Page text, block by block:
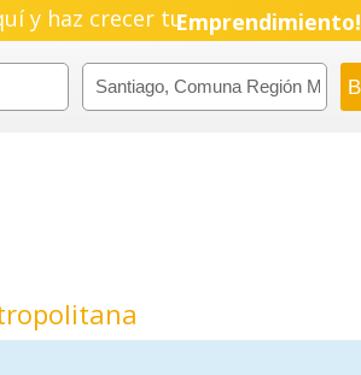
y haz crecer tuEmprendimiento!